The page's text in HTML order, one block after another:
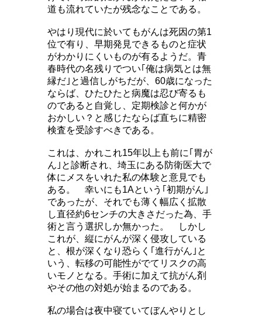
道も流れていたが残念なことである。
やはり現代に於いてもがんは死因の第1
位で有り、早期発見できるものと症状
がわかりにくいものが有るようだ。青
春時代の名残りでつい｢俺は病気とは無
縁だ｣と過信しがちだが、60歳になった
ならば、ひたひたと病魔は忍び寄るも
のであると自覚し、定期検診と何かが
おかしい？と感じたならば直ちに精密
検査を受診すべきである。
これは、かれこれ15年以上も前に｢胃が
ん｣と診断され、埼玉にある防衛医大で
体にメスをいれた私の体験と意見でも
ある。 幸いにも1Aという｢初期がん｣
であったが、それでも薄く幅広く拡散
し直径約6センチの大きさだった為、手
術と言う選択しか無かった。 しかし
これが、縦にがんが深く侵攻している
と、根が深くなり恐らく｢進行がん｣と
いう、転移の可能性がでてリスクの高
いモノとなる。手術に加えて抗がん剤
やその他の対処が始まるのである。
私の場合は夜中寝ていてぼんやりとし